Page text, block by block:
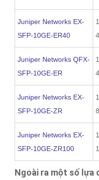
Juniper Networks EX-
SFP-10GE-ER40
Juniper Networks QFX-
SFP-10GE-ER
Juniper Networks EX-
SFP-10GE-ZR
Juniper Networks EX-
SFP-10GE-ZR100
Ngoài ra một số lựa